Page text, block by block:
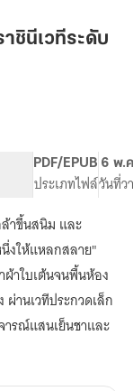
ชินีเวทีระดับ
PDF/EPUB
ประเภทไฟล์
6 พ.
วันที่ว
าขึ้นสนิม และ
งให้แหลกสลาย"
ผ้าใบเต้นจนพื้นห้อง
านเวทีประกวดเล็ก
รณ์แสนเย็นชาและ